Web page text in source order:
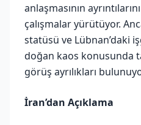
anlaşmasının
çalışmalar yürütüyor.
statüsü ve Lübnan’daki
doğan kaos konusunda
görüş ayrılıkları
İran’dan Açıklama